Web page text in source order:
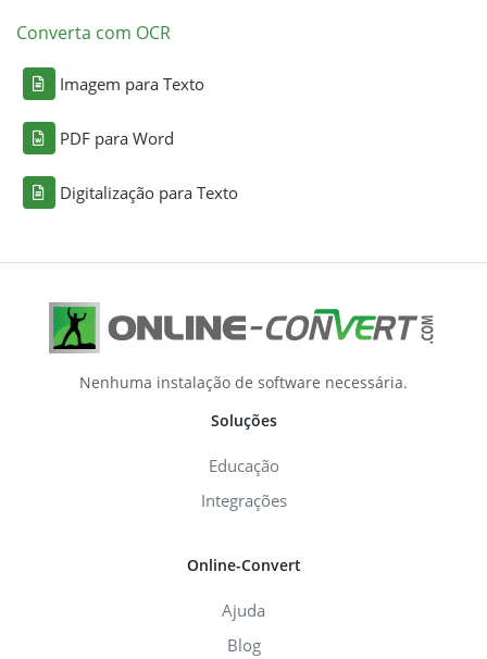
Converta com OCR
Imagem para Texto
PDF para Word
Digitalização para Texto
Nenhuma instalação de software necessária.
Soluções
Educação
Integrações
Online-Convert
Ajuda
Blog